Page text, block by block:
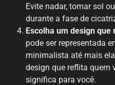
Evite nadar, tomar sol
durante a fase de
Escolha um design que
pode ser representada
minimalista até mais
design que reflita quem
significa para você.